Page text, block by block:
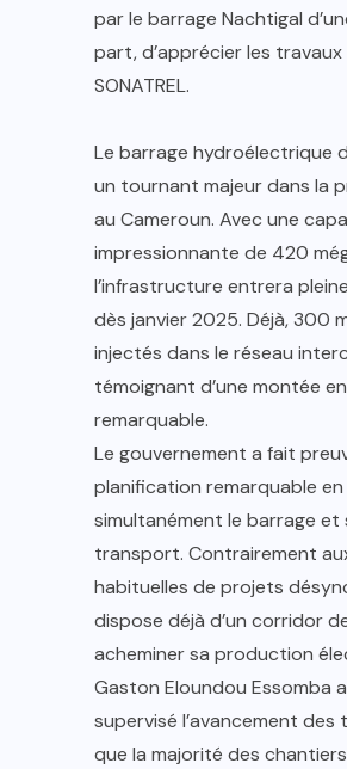
par le barrage Nachtigal
part, d’apprécier les travaux
SONATREL.
Le barrage hydroélectrique
un tournant majeur dans la
au Cameroun. Avec une
impressionnante de 420
l’infrastructure entrera
dès janvier 2025. Déjà, 300
injectés dans le réseau
témoignant d’une montée
remarquable.
Le gouvernement a fait
planification remarquable
simultanément le barrage et
transport. Contrairement
habituelles de projets
dispose déjà d’un corridor
acheminer sa production
Gaston Eloundou Essomba
supervisé l’avancement des
que la majorité des